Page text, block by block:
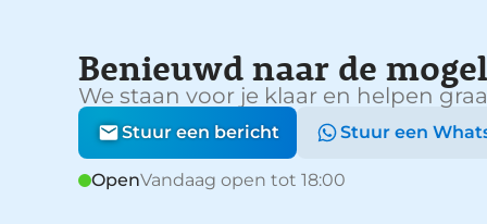
Benieuwd naar de
We staan voor je klaar en helpen
Stuur een bericht Stuur een
OpenVandaag open tot 18:00